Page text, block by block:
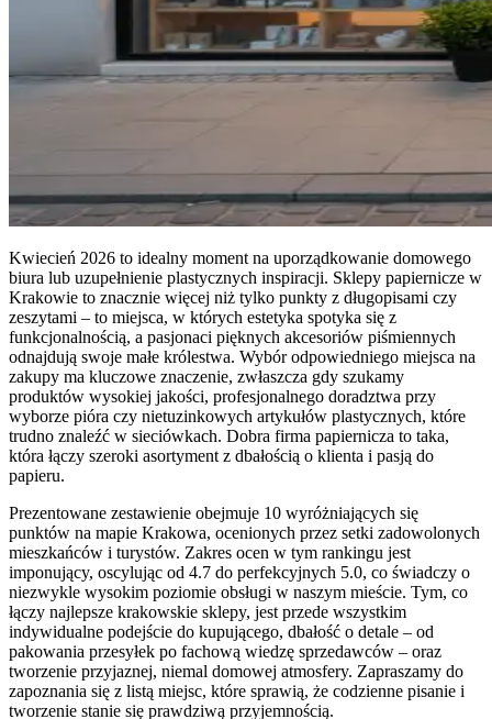
Kwiecień 2026 to idealny moment na uporządkowanie domowego
biura lub uzupełnienie plastycznych inspiracji. Sklepy papiernicze w
Krakowie to znacznie więcej niż tylko punkty z długopisami czy
zeszytami – to miejsca, w których estetyka spotyka się z
funkcjonalnością, a pasjonaci pięknych akcesoriów piśmiennych
odnajdują swoje małe królestwa. Wybór odpowiedniego miejsca na
zakupy ma kluczowe znaczenie, zwłaszcza gdy szukamy
produktów wysokiej jakości, profesjonalnego doradztwa przy
wyborze pióra czy nietuzinkowych artykułów plastycznych, które
trudno znaleźć w sieciówkach. Dobra firma papiernicza to taka,
która łączy szeroki asortyment z dbałością o klienta i pasją do
papieru.
Prezentowane zestawienie obejmuje 10 wyróżniających się
punktów na mapie Krakowa, ocenionych przez setki zadowolonych
mieszkańców i turystów. Zakres ocen w tym rankingu jest
imponujący, oscylując od 4.7 do perfekcyjnych 5.0, co świadczy o
niezwykle wysokim poziomie obsługi w naszym mieście. Tym, co
łączy najlepsze krakowskie sklepy, jest przede wszystkim
indywidualne podejście do kupującego, dbałość o detale – od
pakowania przesyłek po fachową wiedzę sprzedawców – oraz
tworzenie przyjaznej, niemal domowej atmosfery. Zapraszamy do
zapoznania się z listą miejsc, które sprawią, że codzienne pisanie i
tworzenie stanie się prawdziwą przyjemnością.